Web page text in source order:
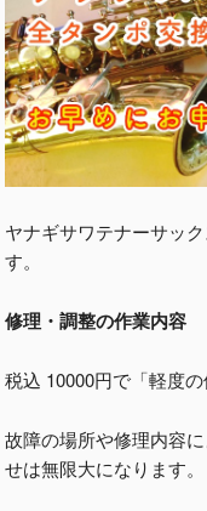
ヤナギサワテナーサッ
す。
修理・調整の作業内容
税込 10000円で「軽度
故障の場所や修理内容
せは無限大になります。